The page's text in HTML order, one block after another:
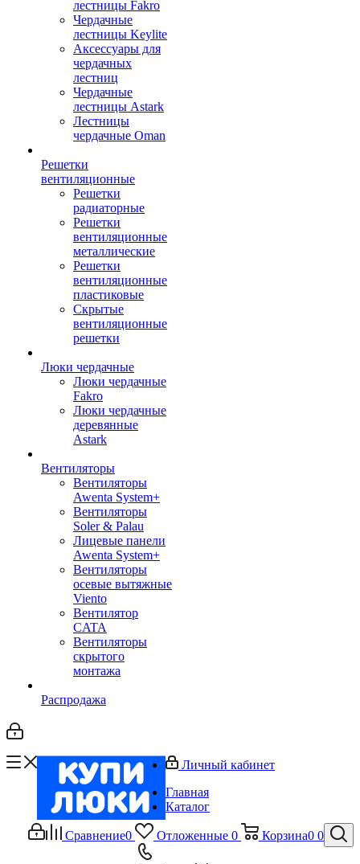
лестницы Fakro
Чердачные
лестницы Keylite
Аксессуары для
чердачных
лестниц
Чердачные
лестницы Astark
Лестницы
чердачные Oman
Решетки
вентиляционные
Решетки
радиаторные
Решетки
вентиляционные
металлические
Решетки
вентиляционные
пластиковые
Скрытые
вентиляционные
решетки
Люки чердачные
Люки чердачные
Fakro
Люки чердачные
деревянные
Astark
Вентиляторы
Вентиляторы
Awenta System+
Вентиляторы
Soler & Palau
Лицевые панели
Awenta System+
Вентиляторы
осевые вытяжные
Viento
Вентилятор
CATA
Вентиляторы
скрытого
монтажа
Распродажа
Сравнение0 Отложенные 0 Корзина0 0
Личный кабинет
Главная
Каталог